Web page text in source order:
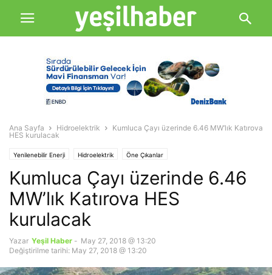
Ana Sayfa Hidroelektrik
Kumluca Çayı üzerinde 6.46 MW’lık Katırova
HES kurulacak
Yenilenebilir Enerji Hidroelektrik Öne Çıkanlar
Kumluca Çayı üzerinde 6.46
MW’lık Katırova HES
kurulacak
Yazar Yeşil Haber - May 27, 2018 @ 13:20
Değiştirilme tarihi: May 27, 2018 @ 13:20